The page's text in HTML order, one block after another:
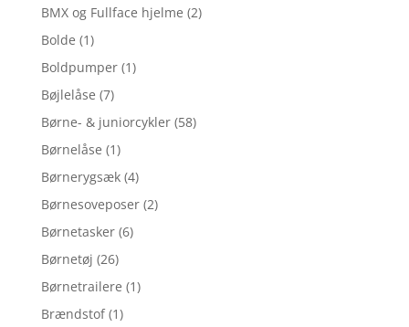
BMX og Fullface hjelme (2)
Bolde (1)
Boldpumper (1)
Bøjlelåse (7)
Børne- & juniorcykler (58)
Børnelåse (1)
Børnerygsæk (4)
Børnesoveposer (2)
Børnetasker (6)
Børnetøj (26)
Børnetrailere (1)
Brændstof (1)